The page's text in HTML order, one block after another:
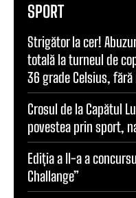
SPORT
Strigător la cer!
totală la turneul de
36 grade Celsius,
Crosul de la Capătul
povestea prin sport,
Ediția a II-a a
Challange”